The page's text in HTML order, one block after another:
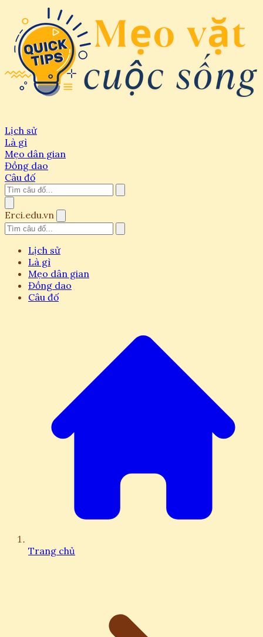
Lịch sử
Là gì
Mẹo dân gian
Đồng dao
Câu đố
Erci.edu.vn
Lịch sử
Là gì
Mẹo dân gian
Đồng dao
Câu đố
Trang chủ